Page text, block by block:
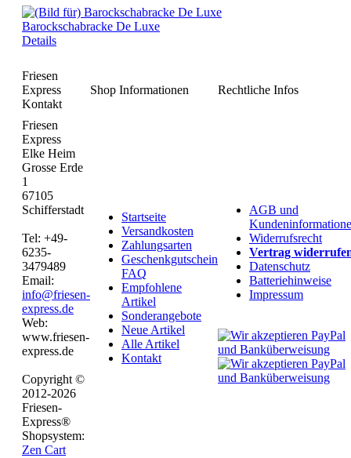
Barockschabracke De Luxe
Details
Friesen
Express
Kontakt
Shop Informationen Rechtliche Infos
Friesen
Express
Elke Heim
Grosse Erde
1
67105
Schifferstadt
Tel: +49-
6235-
3479489
Email:
info@friesen-
express.de
Web:
www.friesen-
express.de
Copyright ©
2012-2026
Friesen-
Express®
Shopsystem:
Zen Cart
Startseite
Versandkosten
Zahlungsarten
Geschenkgutschein
FAQ
Empfohlene
Artikel
Sonderangebote
Neue Artikel
Alle Artikel
Kontakt
AGB und
Widerrufsrecht
Vertrag
Datenschutz
Batteriehinweise
Impressum